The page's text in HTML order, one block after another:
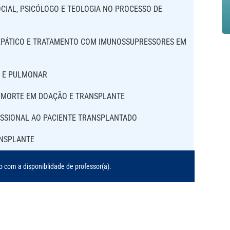
PSICÓLOGO E TEOLOGIA NO PROCESSO DE
E TRATAMENTO COM IMUNOSSUPRESSORES EM
PULMONAR
EM DOAÇÃO E TRANSPLANTE
AO PACIENTE TRANSPLANTADO
com a disponiblidade de professor(a).